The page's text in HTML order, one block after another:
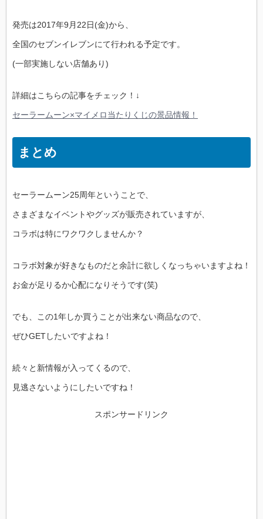
発売は2017年9月22日(金)から、
全国のセブンイレブンにて行われる予定です。
(一部実施しない店舗あり)
詳細はこちらの記事をチェック！↓
セーラームーン×マイメロ当たりくじの景品情報！
まとめ
セーラームーン25周年ということで、
さまざまなイベントやグッズが販売されていますが、
コラボは特にワクワクしませんか？
コラボ対象が好きなものだと余計に欲しくなっちゃいますよね！
お金が足りるか心配になりそうです(笑)
でも、この1年しか買うことが出来ない商品なので、
ぜひGETしたいですよね！
続々と新情報が入ってくるので、
見逃さないようにしたいですね！
スポンサードリンク